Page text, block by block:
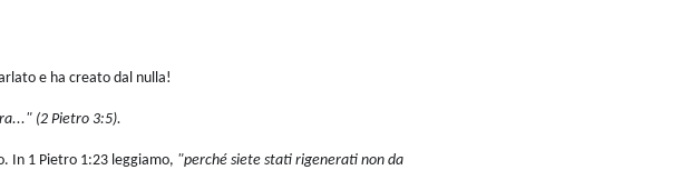
e ha creato dal nulla!
(2 Pietro 3:5).
In 1 Pietro 1:23 leggiamo, "perché siete stati rigenerati non da